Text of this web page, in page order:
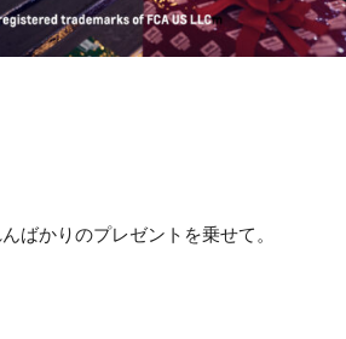
ばかりのプレゼントを乗せて。